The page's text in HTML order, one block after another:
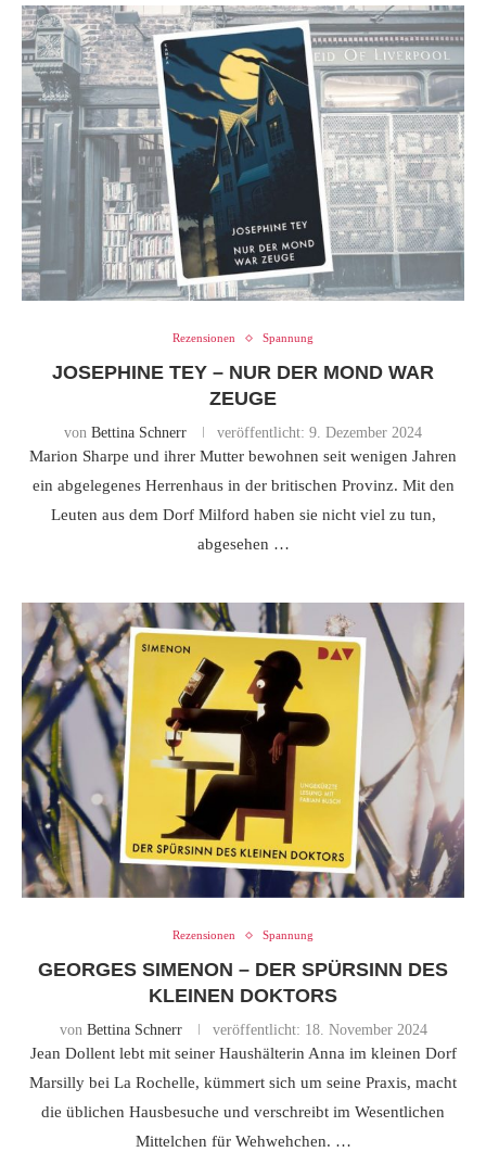
Rezensionen Spannung
JOSEPHINE TEY – NUR DER MOND WAR
ZEUGE
von Bettina Schnerr veröffentlicht: 9. Dezember 2024
Marion Sharpe und ihrer Mutter bewohnen seit wenigen Jahren
ein abgelegenes Herrenhaus in der britischen Provinz. Mit den
Leuten aus dem Dorf Milford haben sie nicht viel zu tun,
abgesehen …
Rezensionen Spannung
GEORGES SIMENON – DER SPÜRSINN DES
KLEINEN DOKTORS
von Bettina Schnerr veröffentlicht: 18. November 2024
Jean Dollent lebt mit seiner Haushälterin Anna im kleinen Dorf
Marsilly bei La Rochelle, kümmert sich um seine Praxis, macht
die üblichen Hausbesuche und verschreibt im Wesentlichen
Mittelchen für Wehwehchen. …